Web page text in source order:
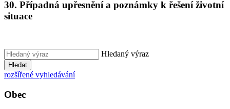
30. Případná upřesnění a poznámky k řešení životní
situace
Hledaný výraz
Hledat
rozšířené vyhledávání
Obec